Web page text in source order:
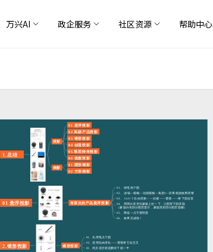
万兴AI 政企服务 社区资源 帮助中心